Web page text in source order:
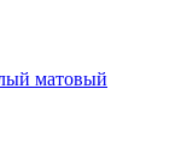
матовый